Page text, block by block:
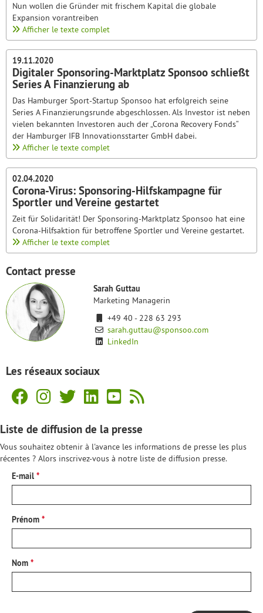
Nun wollen die Gründer mit frischem Kapital die globale
Expansion vorantreiben
Afficher le texte complet
19.11.2020
Digitaler Sponsoring-Marktplatz Sponsoo schließt
Series A Finanzierung ab
Das Hamburger Sport-Startup Sponsoo hat erfolgreich seine
Series A Finanzierungsrunde abgeschlossen. Als Investor ist neben
vielen bekannten Investoren auch der „Corona Recovery Fonds“
der Hamburger IFB Innovationsstarter GmbH dabei.
Afficher le texte complet
02.04.2020
Corona-Virus: Sponsoring-Hilfskampagne für
Sportler und Vereine gestartet
Zeit für Solidarität! Der Sponsoring-Marktplatz Sponsoo hat eine
Corona-Hilfsaktion für betroffene Sportler und Vereine gestartet.
Afficher le texte complet
Contact presse
Sarah Guttau
Marketing Managerin
+49 40 - 228 63 293
sarah.guttau@sponsoo.com
LinkedIn
Les réseaux sociaux
Liste de diffusion de la presse
Vous souhaitez obtenir à l'avance les informations de presse les plus
récentes ? Alors inscrivez-vous à notre liste de diffusion presse.
E-mail
Prénom
Nom